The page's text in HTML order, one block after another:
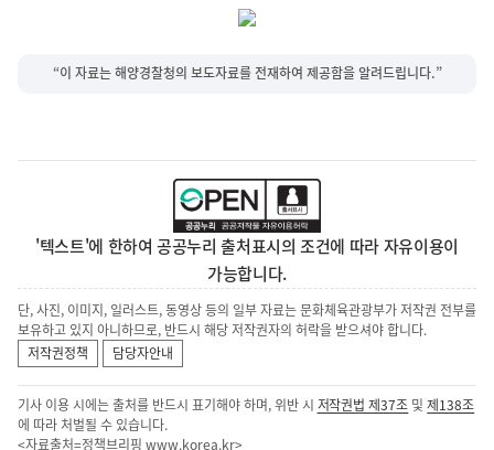
“이 자료는 해양경찰청의 보도자료를 전재하여 제공함을 알려드립니다.”
'텍스트'에 한하여 공공누리 출처표시의 조건에 따라 자유이용이
가능합니다.
단, 사진, 이미지, 일러스트, 동영상 등의 일부 자료는 문화체육관광부가 저작권 전부를
보유하고 있지 아니하므로, 반드시 해당 저작권자의 허락을 받으셔야 합니다.
저작권정책
담당자안내
기사 이용 시에는 출처를 반드시 표기해야 하며, 위반 시 저작권법 제37조 및제138조
에 따라 처벌될 수 있습니다.
<자료출처=정책브리핑 www.korea.kr>